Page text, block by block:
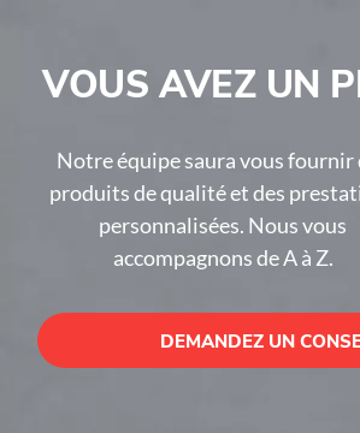
VOUS AVEZ UN
Notre équipe saura vous fournir
produits de qualité et des
personnalisées. Nous vous
accompagnons de A à Z.
DEMANDEZ UN